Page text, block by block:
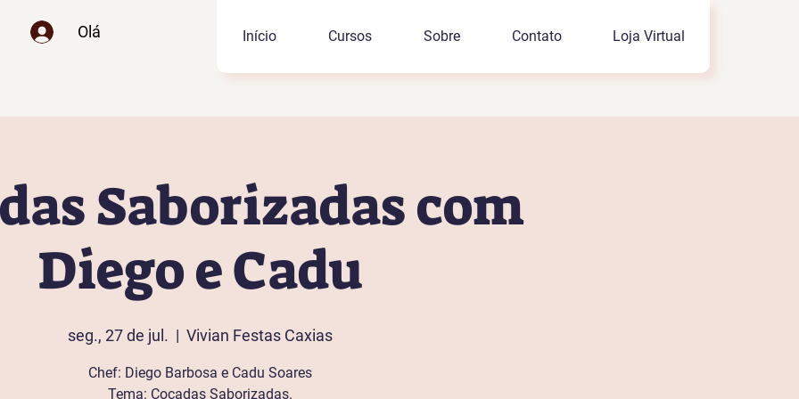
Olá Início Cursos Sobre Contato Loja Virtual
Saborizadas com
Diego e Cadu
seg., 27 de jul.
  |
Vivian Festas Caxias
Chef: Diego Barbosa e Cadu Soares
Tema: Cocadas Saborizadas.